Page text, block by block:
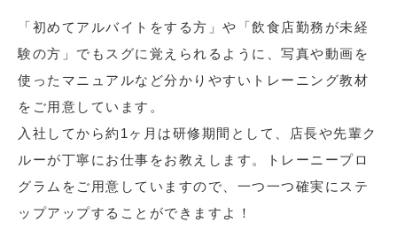
「初めてアルバイトをする方」や「飲食店勤務が未経
験の方」でもスグに覚えられるように、写真や動画を
使ったマニュアルなど分かりやすいトレーニング教材
をご用意しています。
入社してから約1ヶ月は研修期間として、店長や先輩ク
ルーが丁寧にお仕事をお教えします。トレーニープロ
グラムをご用意していますので、一つ一つ確実にステ
ップアップすることができますよ！